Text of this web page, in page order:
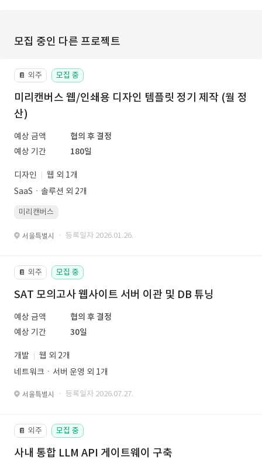
모집 중인 다른 프로젝트
📔 외주 모집 중
미리캔버스 웹/인쇄용 디자인 템플릿 정기 제작 (월 정
산)
예상 금액
협의 후 결정
예상 기간
180일
디자인
웹 외 1개
SaaSㆍ솔루션 외 2개
미리캔버스
서울특별시 · 등록일자 2026.01.26.
📔 외주 모집 중
SAT 모의고사 웹사이트 서버 이관 및 DB 튜닝
예상 금액
협의 후 결정
예상 기간
30일
개발
웹 외 2개
네트워크ㆍ서버 운영 외 1개
서울특별시 · 등록일자 2026.07.27.
📔 외주 모집 중
사내 통합 LLM API 게이트웨이 구축